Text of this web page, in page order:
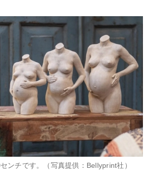
ンチです。（写真提供：Bellyprint社）